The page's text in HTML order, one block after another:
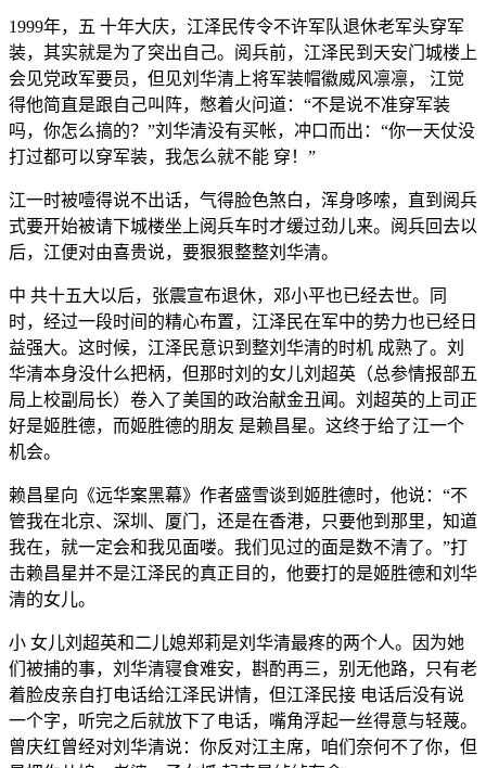
1999年，五 十年大庆，江泽民传令不许军队退休老军头穿军
装，其实就是为了突出自己。阅兵前，江泽民到天安门城楼上
会见党政军要员，但见刘华清上将军装帽徽威风凛凛， 江觉
得他简直是跟自己叫阵，憋着火问道：“不是说不准穿军装
吗，你怎么搞的？”刘华清没有买帐，冲口而出：“你一天仗没
打过都可以穿军装，我怎么就不能 穿！”
江一时被噎得说不出话，气得脸色煞白，浑身哆嗦，直到阅兵
式要开始被请下城楼坐上阅兵车时才缓过劲儿来。阅兵回去以
后，江便对由喜贵说，要狠狠整整刘华清。
中 共十五大以后，张震宣布退休，邓小平也已经去世。同
时，经过一段时间的精心布置，江泽民在军中的势力也已经日
益强大。这时候，江泽民意识到整刘华清的时机 成熟了。刘
华清本身没什么把柄，但那时刘的女儿刘超英（总参情报部五
局上校副局长）卷入了美国的政治献金丑闻。刘超英的上司正
好是姬胜德，而姬胜德的朋友 是赖昌星。这终于给了江一个
机会。
赖昌星向《远华案黑幕》作者盛雪谈到姬胜德时，他说：“不
管我在北京、深圳、厦门，还是在香港，只要他到那里，知道
我在，就一定会和我见面喽。我们见过的面是数不清了。”打
击赖昌星并不是江泽民的真正目的，他要打的是姬胜德和刘华
清的女儿。
小 女儿刘超英和二儿媳郑莉是刘华清最疼的两个人。因为她
们被捕的事，刘华清寝食难安，斟酌再三，别无他路，只有老
着脸皮亲自打电话给江泽民讲情，但江泽民接 电话后没有说
一个字，听完之后就放下了电话，嘴角浮起一丝得意与轻蔑。
曾庆红曾经对刘华清说：你反对江主席，咱们奈何不了你，但